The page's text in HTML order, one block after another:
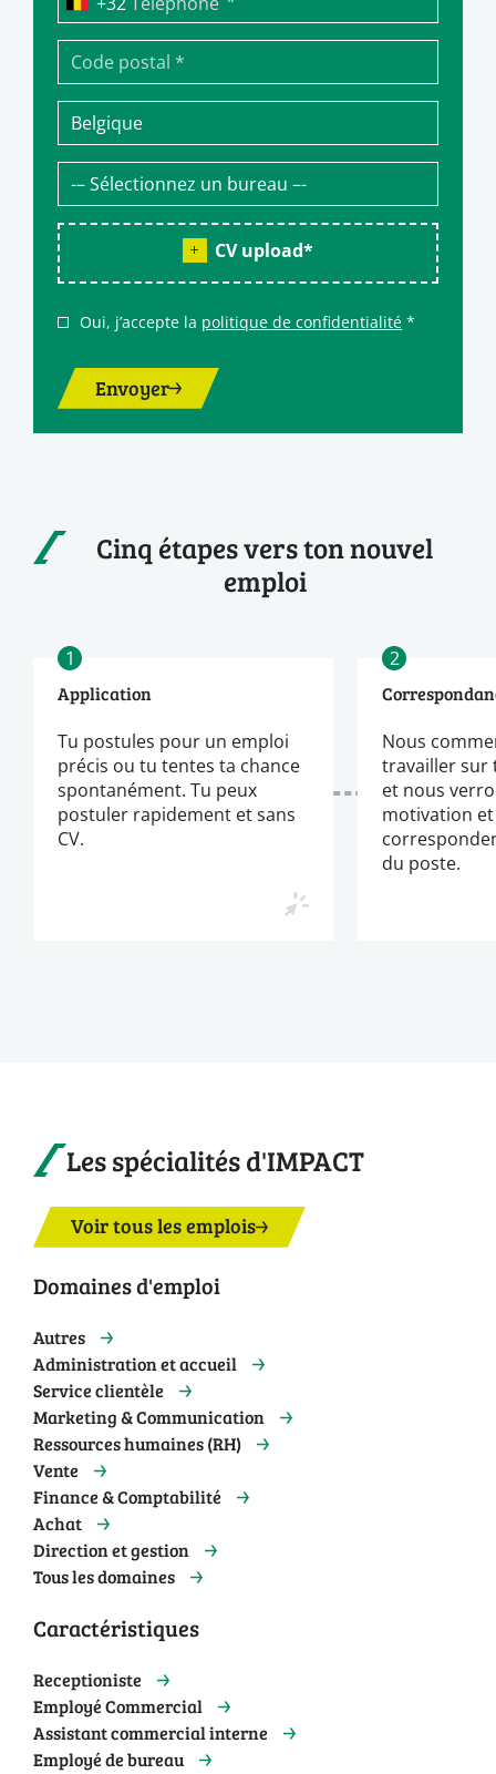
CV upload*
Oui, j’accepte la politique de confidentialité *
Envoyer
Cinq étapes vers ton nouvel
emploi
1
Application
Tu postules pour un emploi
précis ou tu tentes ta chance
spontanément. Tu peux
postuler rapidement et sans
CV.
2
Nous
travailler sur
et nous
motivation
du poste.
Les spécialités d'IMPACT
Voir tous les emplois
Domaines d'emploi
Autres
Administration et accueil
Service clientèle
Marketing & Communication
Ressources humaines (RH)
Vente
Finance & Comptabilité
Achat
Direction et gestion
Tous les domaines
Caractéristiques
Receptioniste
Employé Commercial
Assistant commercial interne
Employé de bureau